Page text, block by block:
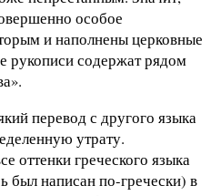
особое
и наполнены церковные
рукописи содержат рядом
перевод с другого языка
утрату.
оттенки греческого языка
был написан по-гречески) в